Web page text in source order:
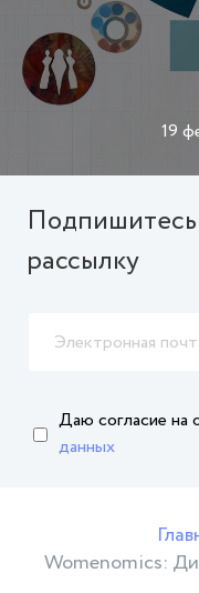
19
рассылку
Даю согласие на
данных
Womenomics: